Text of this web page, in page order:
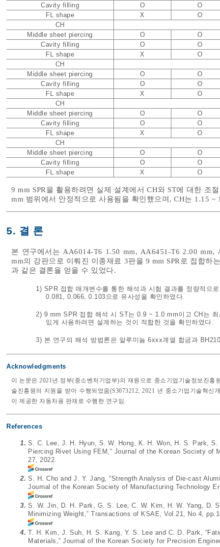
Cavity filling
O
O
FL shape
X
O
CH
Middle sheet piercing
O
O
Cavity filling
O
O
FL shape
X
O
CH
Middle sheet piercing
O
O
Cavity filling
O
O
FL shape
X
O
CH
Middle sheet piercing
O
O
Cavity filling
O
O
FL shape
X
O
CH
Middle sheet piercing
O
O
Cavity filling
O
O
FL shape
X O
9 mm SPR을 활용하려면 실제 설계에서 CH와 ST에 대한 조
mm 범위에서 안정적으로 사용됨을 확인했으며, CH는 1.15
5. 결 론
본 연구에서는 AA6014-T6 1.50 mm, AA6451-T6 2.00
mm의 강판으로 이뤄진 이종재료 3판을 9 mm SPR로 접합하
과 같은 결론을 얻을 수 있었다.
1) SPR 접합 매개변수를 통한 해석과 시험 결과를 정량적으
0.081, 0.066, 0.103으로 유사성을 확인하였다.
2) 9 mm SPR 접합 해석 시 ST는 0.9 ~ 1.0 mm이고 CH는
있게 사용하려면 설계하는 것이 적합한 것을 확인하였다.
3) 본 연구의 해석 방법론은 알루미늄 6xxx계열 합금과
Acknowledgments
이 논문은 2021년 정부(중소벤처기업부)의 재원으로 중소기업기술정보진
술진흥원의 지원을 받아 수행되었음(S3073212, 2021 년 중소기업기술혁신
이 제공한 자동차용 판재로 수행한 연구임.
References
1. S. C. Lee, J. H. Hyun, S. W. Hong, K. H. Won, H. S. Park,
Piercing Rivet Using FEM,” Journal of the Korean Society of
27, 2022.
2. S. H. Cho and J. Y. Jang, “Strength Analysis of Die-cast
Journal of the Korean Society of Manufacturing Technology
3. S. W. Jin, D. H. Park, G. S. Lee, C. W. Kim, H. W. Yang, D.
Minimizing Weight,” Transactions of KSAE, Vol.21, No.4,
4. T. H. Kim, J. Suh, H. S. Kang, Y. S. Lee and C. D. Park,
Materials,” Journal of the Korean Society for Precision